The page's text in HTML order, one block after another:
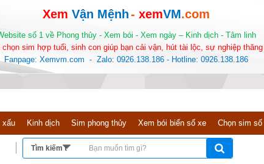
Xem Vận Mệnh- xemVM.com
số 1 về Phong thủy - Xem bói - Xem ngày – Kinh dịch - Tâm linh
sim hợp tuổi, sinh con giúp bạn cải vận, hút tài lộc, sự nghiệp
Fanpage: Xemvm.com - Zalo: 0926.138.186 - Hotline: 0926.138.186
xấu Kinh dịch Sim phong thủy Xem bói biển số xe Chọn sim số